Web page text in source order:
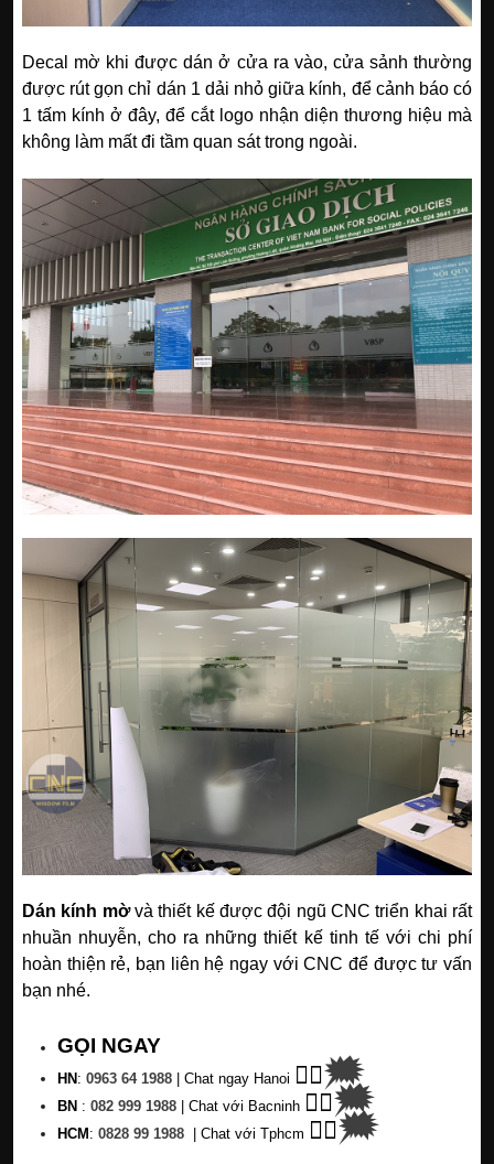
Decal mờ khi được dán ở cửa ra vào, cửa sảnh thường
được rút gọn chỉ dán 1 dải nhỏ giữa kính, để cảnh báo có
1 tấm kính ở đây, để cắt logo nhận diện thương hiệu mà
không làm mất đi tầm quan sát trong ngoài.
Dán kính mờvà thiết kế được đội ngũ CNC triển khai rất
nhuần nhuyễn, cho ra những thiết kế tinh tế với chi phí
hoàn thiện rẻ, bạn liên hệ ngay với CNC để được tư vấn
bạn nhé.
GỌI NGAY
HN : 0963 64 1988 | Chat ngay Hanoi 👉🏽🗯
BN : 082 999 1988 | Chat với Bacninh 👉🏽🗯
HCM : 0828 99 1988 Chat với Tphcm 👉🏽🗯